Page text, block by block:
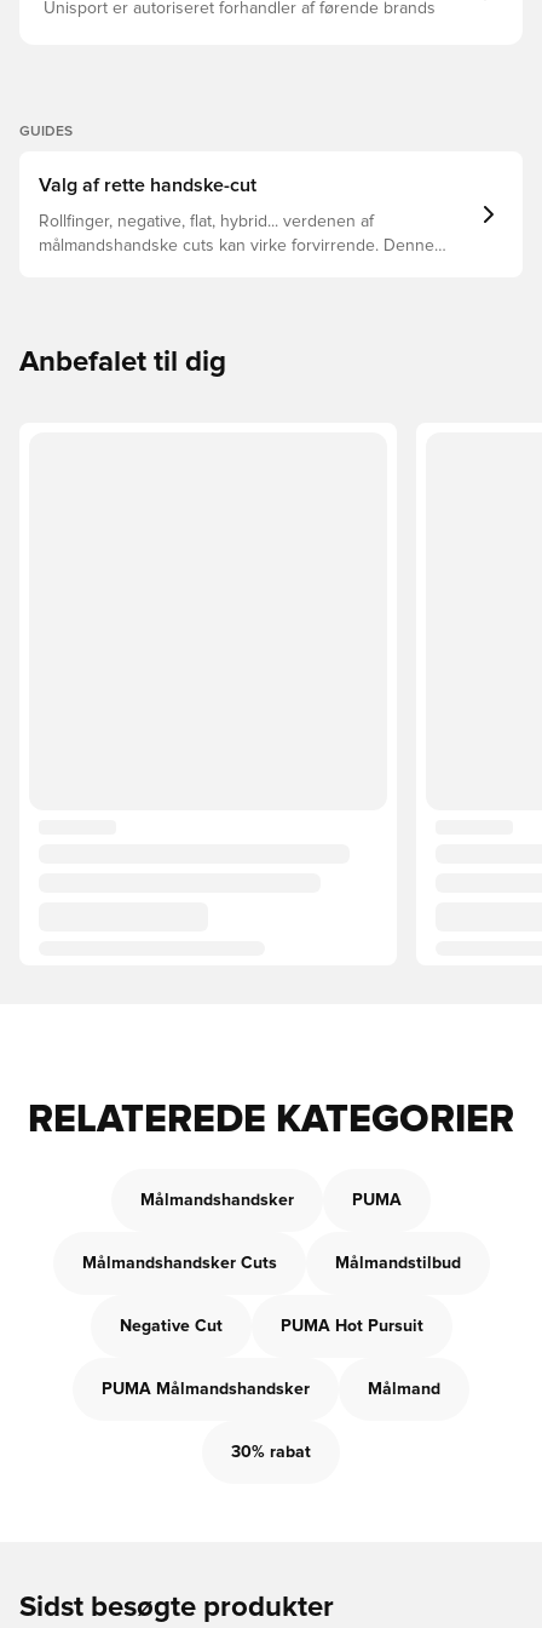
Unisport er autoriseret forhandler af førende brands
GUIDES
Valg af rette handske-cut
Rollfinger, negative, flat, hybrid... verdenen af
målmandshandske cuts kan virke forvirrende. Denne
Anbefalet til dig
RELATEREDE KATEGORIER
Målmandshandsker PUMA
Målmandshandsker Cuts Målmandstilbud
Negative Cut PUMA Hot Pursuit
PUMA Målmandshandsker Målmand
30% rabat
Sidst besøgte produkter